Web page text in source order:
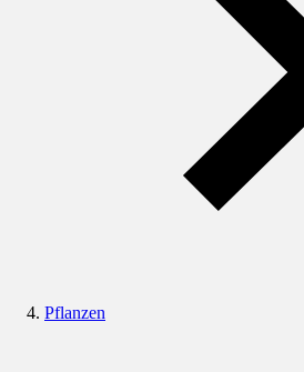
Pflanzen